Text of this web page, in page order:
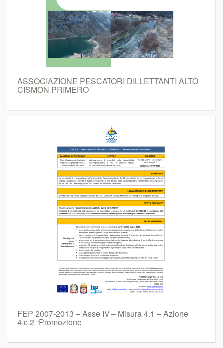
ASSOCIAZIONE PESCATORI DILLETTANTI ALTO
CISMON PRIMERO
FEP 2007-2013 – Asse IV – Misura 4.1 – Azione
4.c.2 “Promozione